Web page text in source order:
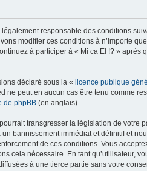
responsable des conditions
modifier ces conditions à n’importe
à participer à « Mi ca El !? » après
déclaré sous la « licence publique
ne peut en aucun cas être tenu comme
de phpBB (en anglais).
transgresser la législation de votre
bannissement immédiat et définitif et
de ces conditions. Vous
cela nécessaire. En tant qu’utilisateur,
à une tierce partie sans votre